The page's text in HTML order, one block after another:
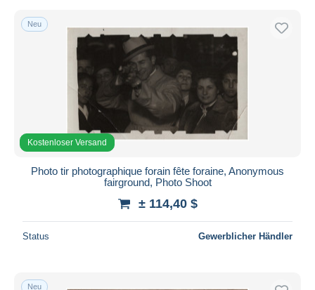
Neu
Kostenloser Versand
Photo tir photographique forain fête foraine, Anonymous
fairground, Photo Shoot
± 114,40 $
Status Gewerblicher Händler
Neu